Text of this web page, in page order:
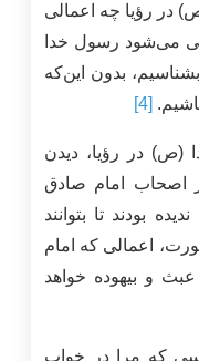
در رؤیا چه اعمالی
می‌شود رسول خدا
بدون این‌که
[4]
(ص) در رؤیا، دیدن
اصحاب امام صادق
بودند تا بتوانند
اعمالی که امام
و بیهوده خواهد
که مرا در خواب